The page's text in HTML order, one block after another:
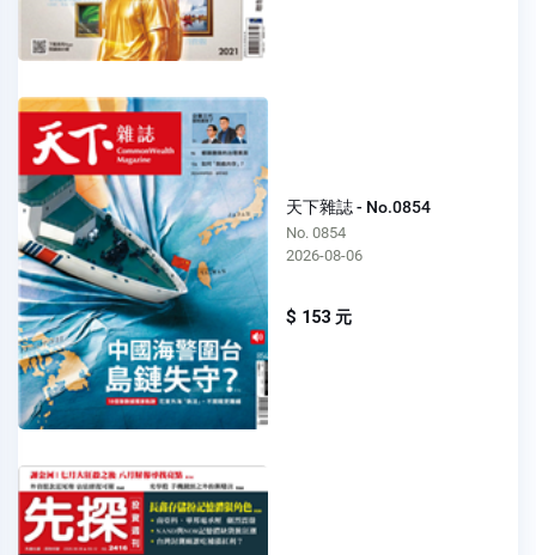
天下雜誌 - No.0854
No. 0854
2026-08-06
$ 153 元